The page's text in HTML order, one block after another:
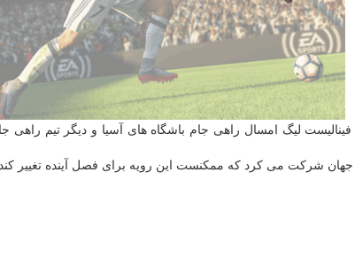
لیگ امسال راهی جام باشگاه های آسیا و دیگر تیم راهی
جهان شرکت می کرد که ممکنست این رویه برای فصل آینده تغییر